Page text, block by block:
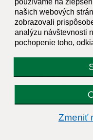
našich webových
zobrazovali
analýzu návštevnosti
pochopenie toho,
Zmeniť